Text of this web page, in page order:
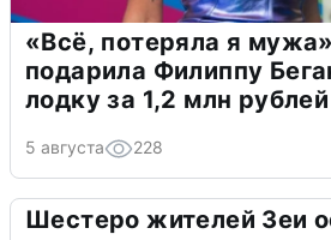
«Всё, потеряла я
подарила Филиппу
лодку за 1,2 млн рублей
5 августа 228
Шестеро жителей Зеи